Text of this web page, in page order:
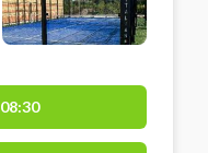
08:30